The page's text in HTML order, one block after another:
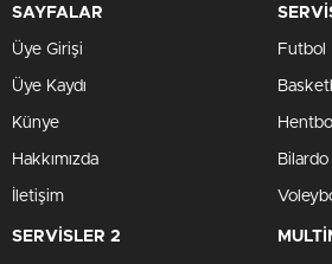
SAYFALAR
Üye Girişi
Üye Kaydı
Künye
Hakkımızda
İletişim
Futbol
Bilardo
SERVİSLER 2